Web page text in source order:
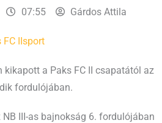
07:55 Gárdos Attila
II sport
kikapott a Paks FC II csapatától az
fordulójában.
NB III-as bajnokság 6. fordulójában